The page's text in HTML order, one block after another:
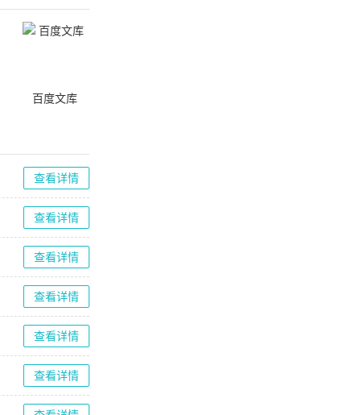
百度文库
查看详情
查看详情
查看详情
查看详情
查看详情
查看详情